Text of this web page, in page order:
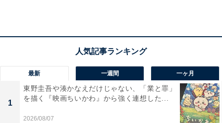
プロ入り1年目の昨季は二軍で4勝1敗の好成績を収める
と9月21日には一軍昇格して、同日に開催されたDeNA戦
でプロ初登板・先発の鮮烈デビューを飾りました。
ちなみにこの日、巨人は勝てばリーグ優勝という大事な
最新 一週間 一ヶ月
1
東野圭吾や湊かなえだけじゃない、「業と罪」
を描く『映画ちいかわ』から強く連想した...
2026/08/07